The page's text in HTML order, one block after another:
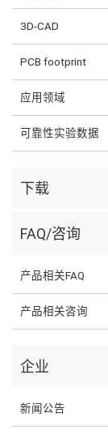
3D-CAD
PCB footprint
应用领域
可靠性实验数据
下载
FAQ/咨询
产品相关FAQ
产品相关咨询
企业
新闻公告